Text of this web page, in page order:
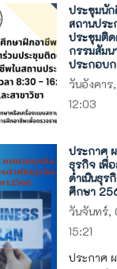
ประชุมนั
สถานประ
ประชุมติด
กรรมสัมน
ประกอบ
วันอังคา
12:03
ประกาศ
ธุรกิจ เพื่
ดำเนินธุร
ศึกษา
วันจันทร์,
15:21
ประกาศ